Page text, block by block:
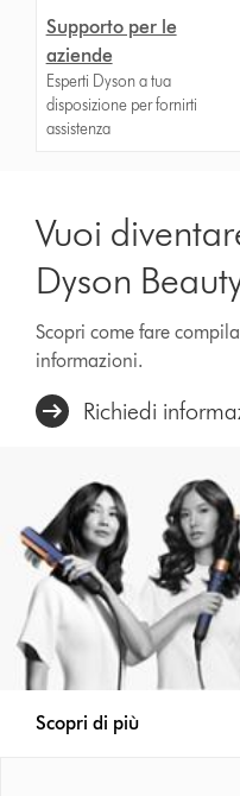
Supporto per le
aziende
Esperti Dyson a tua
disposizione per fornirti
assistenza
Vuoi
Dyson
Scopri come fare
informazioni.
Richiedi
Scopri di più